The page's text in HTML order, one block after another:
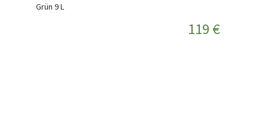
Grün 9 L
119 €